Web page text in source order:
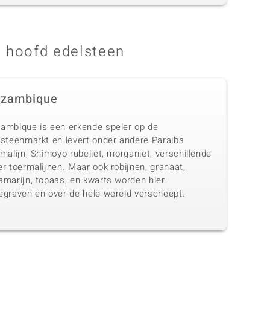
edelsteen
is een erkende speler op de
en levert onder andere Paraiba
Shimoyo rubeliet, morganiet, verschillende
toermalijnen. Maar ook robijnen, granaat,
topaas, en kwarts worden hier
en over de hele wereld verscheept.